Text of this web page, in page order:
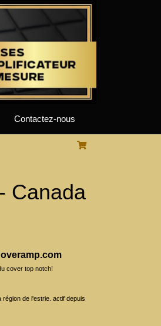
Contactez-nous
Canada
cover top notch!
de l'estrie. actif depuis